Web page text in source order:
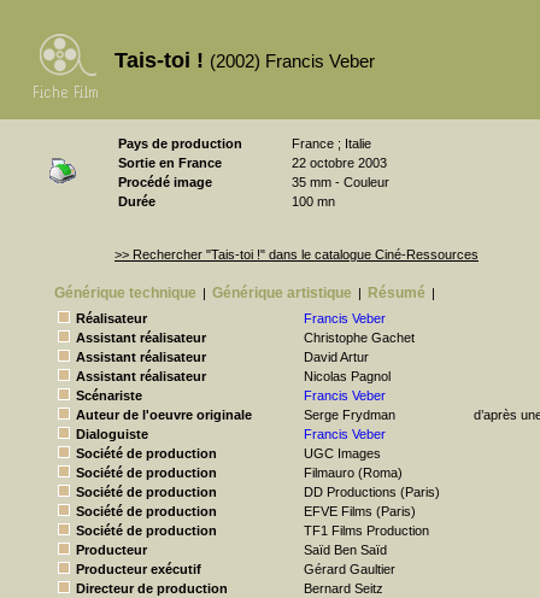
Tais-toi ! (2002) Francis Veber
Pays de production
France ; Italie
Sortie en France
22 octobre 2003
Procédé image
35 mm - Couleur
Durée
100 mn
>> Rechercher "Tais-toi !" dans le catalogue Ciné-Ressources
Générique technique | Générique artistique | Résumé |
Réalisateur
Francis Veber
Assistant réalisateur
Christophe Gachet
Assistant réalisateur
David Artur
Assistant réalisateur
Nicolas Pagnol
Scénariste
Francis Veber
Auteur de l'oeuvre originale
Serge Frydman
d’après
Dialoguiste
Francis Veber
Société de production
UGC Images
Société de production
Filmauro (Roma)
Société de production
DD Productions (Paris)
Société de production
EFVE Films (Paris)
Société de production
TF1 Films Production
Producteur
Saïd Ben Saïd
Producteur exécutif
Gérard Gaultier
Directeur de production
Bernard Seitz